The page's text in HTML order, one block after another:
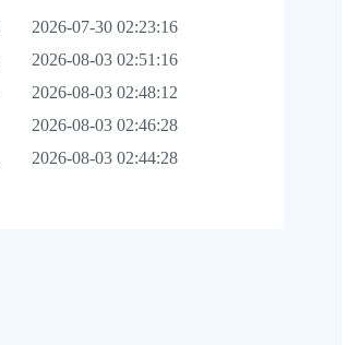
2026-07-30 02:23:16
2026-08-03 02:51:16
2026-08-03 02:48:12
2026-08-03 02:46:28
2026-08-03 02:44:28